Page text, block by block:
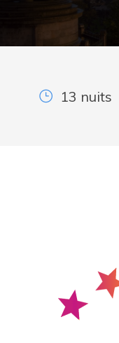
13 nuits